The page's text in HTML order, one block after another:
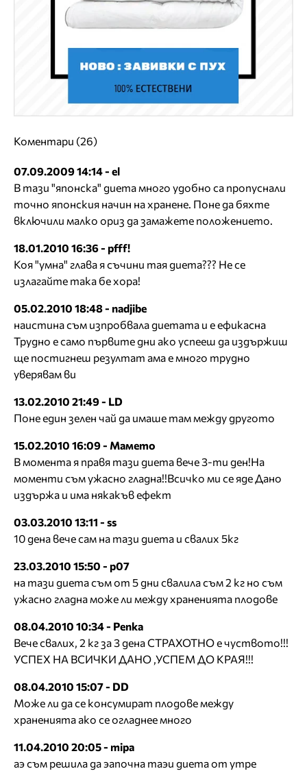
Коментари (26)
07.09.2009 14:14 - el
В тази "японска" диета много удобно са пропуснали
точно японския начин на хранене. Поне да бяхте
включили малко ориз да замажете положението.
18.01.2010 16:36 - pfff!
Коя "умна" глава я съчини тая диета??? Не се
излагайте така бе хора!
05.02.2010 18:48 - nadjibe
наистина съм изпробвала диетата и е ефикасна
Трудно е само първите дни ако успееш да издържиш
ще постигнеш резултат ама е много трудно
уверявам ви
13.02.2010 21:49 - LD
Поне един зелен чай да имаше там между другото
15.02.2010 16:09 - Мамето
В момента я правя тази диета вече 3-ти ден!На
моменти съм ужасно гладна!!Всичко ми се яде Дано
издържа и има някакъв ефект
03.03.2010 13:11 - ss
10 дена вече сам на тази диета и свалих 5кг
23.03.2010 15:50 - р07
на тази диета съм от 5 дни свалила съм 2 кг но съм
ужасно гладна може ли между храненията плодове
08.04.2010 10:34 - Penka
Вече свалих, 2 кг за 3 дена СТРАХОТНО е чуството!!!
УСПЕХ НА ВСИЧКИ ДАНО ,УСПЕМ ДО КРАЯ!!!
08.04.2010 15:07 - DD
Може ли да се консумират плодове между
храненията ако се огладнее много
11.04.2010 20:05 - mipa
аэ съм решила да эапочна таэи диета от утре